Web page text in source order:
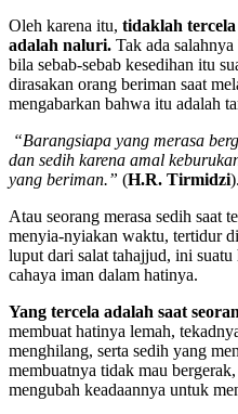
Oleh karena itu, tidaklah
adalah naluri. Tak ada
bila sebab-sebab kesedihan itu
dirasakan orang beriman saat
mengabarkan bahwa itu adalah
“Barangsiapa yang merasa
dan sedih karena amal
yang beriman.” (H.R. Tirmidzi).
Atau seorang merasa sedih saat
menyia-nyiakan waktu, tertidur
luput dari salat tahajjud, ini
cahaya iman dalam hatinya.
Yang tercela adalah saat
membuat hatinya lemah,
menghilang, serta sedih yang
membuatnya tidak mau
mengubah keadaannya untuk